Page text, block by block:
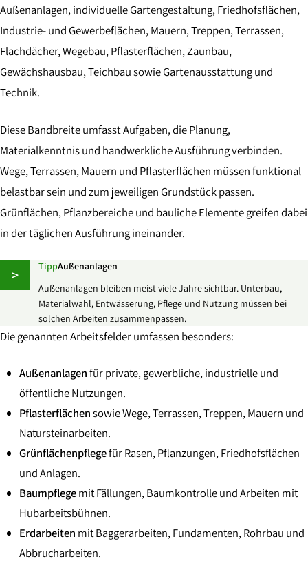
Außenanlagen, individuelle Gartengestaltung, Friedhofsflächen,
Industrie- und Gewerbeflächen, Mauern, Treppen, Terrassen,
Flachdächer, Wegebau, Pflasterflächen, Zaunbau,
Gewächshausbau, Teichbau sowie Gartenausstattung und
Technik.
Diese Bandbreite umfasst Aufgaben, die Planung,
Materialkenntnis und handwerkliche Ausführung verbinden.
Wege, Terrassen, Mauern und Pflasterflächen müssen funktional
belastbar sein und zum jeweiligen Grundstück passen.
Grünflächen, Pflanzbereiche und bauliche Elemente greifen dabei
in der täglichen Ausführung ineinander.
> TippAußenanlagen
Außenanlagen bleiben meist viele Jahre sichtbar. Unterbau,
Materialwahl, Entwässerung, Pflege und Nutzung müssen bei
solchen Arbeiten zusammenpassen.
Die genannten Arbeitsfelder umfassen besonders:
Außenanlagenfür private, gewerbliche, industrielle und
öffentliche Nutzungen.
Pflasterflächensowie Wege, Terrassen, Treppen, Mauern und
Natursteinarbeiten.
Grünflächenpflegefür Rasen, Pflanzungen, Friedhofsflächen
und Anlagen.
Baumpflegemit Fällungen, Baumkontrolle und Arbeiten mit
Hubarbeitsbühnen.
Erdarbeiten mit Baggerarbeiten, Fundamenten, Rohrbau und
Abbrucharbeiten.